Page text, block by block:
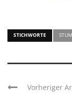
STICHWORTE
Vorheriger